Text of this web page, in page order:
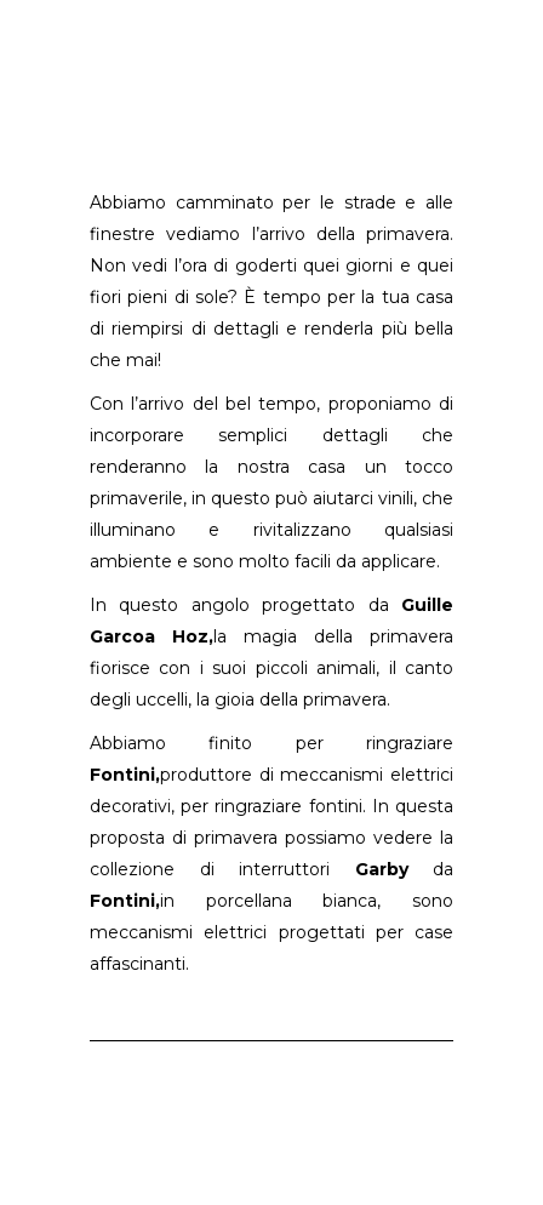
Abbiamo camminato per le strade e alle
finestre vediamo l’arrivo della primavera.
Non vedi l’ora di goderti quei giorni e quei
fiori pieni di sole? È tempo per la tua casa
di riempirsi di dettagli e renderla più bella
che mai!
Con l’arrivo del bel tempo, proponiamo di
incorporare semplici dettagli che
renderanno la nostra casa un tocco
primaverile, in questo può aiutarci vinili, che
illuminano e rivitalizzano qualsiasi
ambiente e sono molto facili da applicare.
In questo angolo progettato da Guille
Garcoa Hoz, la magia della primavera
fiorisce con i suoi piccoli animali, il canto
degli uccelli, la gioia della primavera.
Abbiamo finito per ringraziare
Fontini,produttore di meccanismi elettrici
decorativi, per ringraziare fontini. In questa
proposta di primavera possiamo vedere la
collezione di interruttori Garbyda
Fontini,in porcellana bianca, sono
meccanismi elettrici progettati per case
affascinanti.